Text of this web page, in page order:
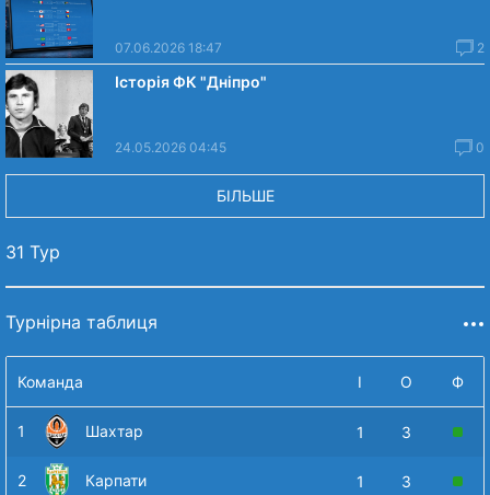
07.06.2026 18:47 2
Історія ФК "Дніпро"
24.05.2026 04:45 0
БІЛЬШЕ
31 Тур
Турнірна таблиця
Команда І О Ф
1 Шахтар 1 3
2 Карпати 1 3